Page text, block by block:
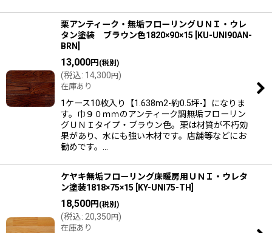
栗アンティーク・無垢フローリングＵＮＩ・ウレ
タン塗装 ブラウン色1820×90×15
KU-UNI90AN-
BRN
13,000円 (税別)
(税込: 14,300円)
在庫あり
1ケース10枚入り【1.638m2-約0.5坪-】になりま
す。巾９０ｍｍのアンティーク調無垢フローリン
グＵＮＩタイプ・ブラウン色。栗は材質が不朽効
果があり、水にも強い木材です。店舗等などにお
勧めです。…
ケヤキ無垢フローリング床暖房用ＵＮＩ・ウレタ
ン塗装1818×75×15
KY-UNI75-TH
18,500円 (税別)
(税込: 20,350円)
在庫あり